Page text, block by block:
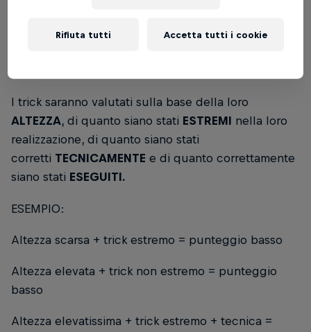
per ciascun atleta daranno vita al punteggio finale
I trick saranno valutati sulla base della loro
ALTEZZA, di quanto siano stati ESTREMI nella loro
realizzazione, di quanto siano stati
corretti TECNICAMENTE e di quanto correttamente
siano stati ESEGUITI.
ESEMPIO:
Altezza scarsa + trick estremo = punteggio basso
Altezza elevata + trick non estremo = punteggio
basso
Altezza elevatissima + trick estremo + tecnica =
Rifiuta tutti Accetta tutti i cookie